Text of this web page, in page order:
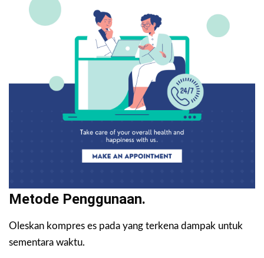
Metode Penggunaan.
Oleskan kompres es pada yang terkena dampak untuk
sementara waktu.